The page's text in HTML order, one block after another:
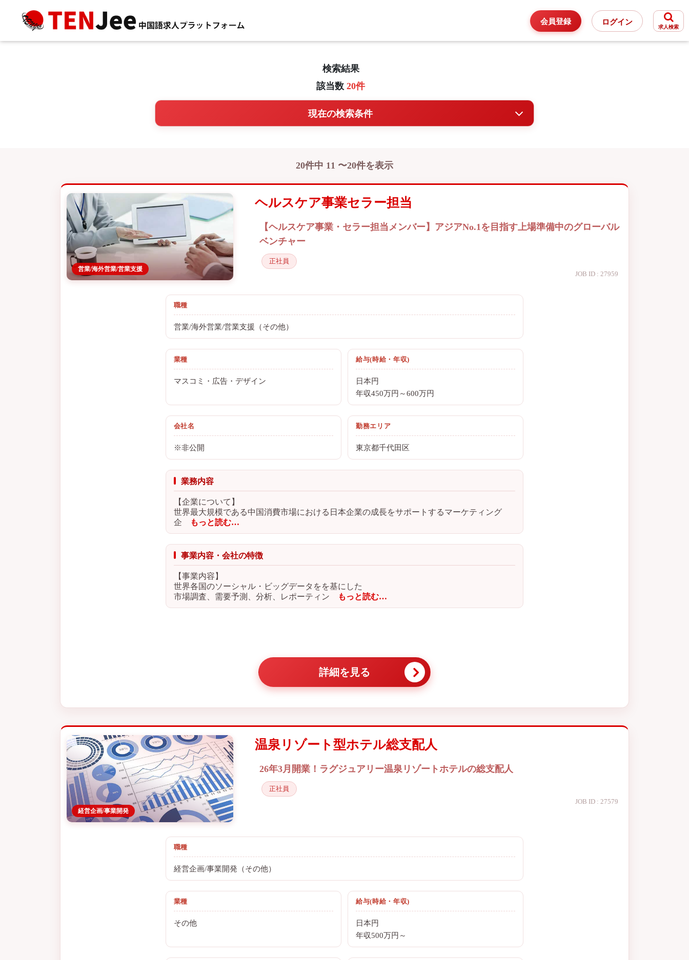
会員登録 ログイン
求人検索
検索結果
該当数 20件
現在の検索条件
20件中 11 〜20件を表示
営業/海外営業/営業支援
ヘルスケア事業セラー担当
【ヘルスケア事業・セラー担当メンバー】アジアNo.1を目指す上場準備中のグローバル
ベンチャー
正社員
JOB ID : 27959
職種
営業/海外営業/営業支援（その他）
業種
マスコミ・広告・デザイン
給与(時給・年収)
日本円
年収450万円～600万円
会社名
※非公開
勤務エリア
東京都千代田区
業務内容
【企業について】
世界最大規模である中国消費市場における日本企業の成長をサポートするマーケティング
企 もっと読む…
事業内容・会社の特徴
【事業内容】
世界各国のソーシャル・ビッグデータをを基にした
市場調査、需要予測、分析、レポーティン もっと読む…
詳細を見る
経営企画/事業開発
温泉リゾート型ホテル総支配人
26年3月開業！ラグジュアリー温泉リゾートホテルの総支配人
正社員
JOB ID : 27579
職種
経営企画/事業開発（その他）
業種
その他
給与(時給・年収)
日本円
年収500万円～